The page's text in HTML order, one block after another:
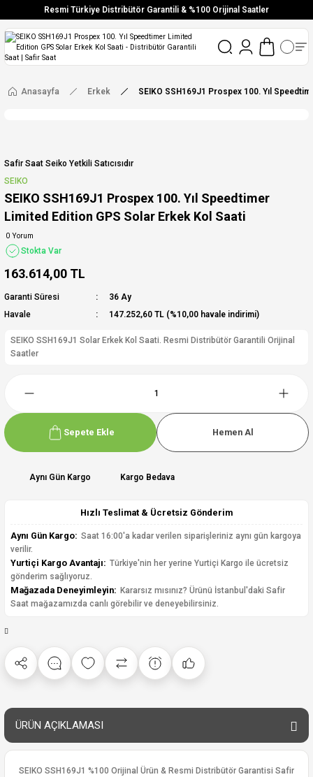
Resmi Türkiye Distribütör Garantili & %100 Orijinal Saatler
Vade Farksız 6 Taksit
Aynı Gün Stoktan Gönderim
Ücretsiz Kargo
Anasayfa Erkek SEIKO SSH169J1 Prospex 100. Yıl
Safir Saat Seiko Yetkili Satıcısıdır
SEIKO
SEIKO SSH169J1 Prospex 100. Yıl Speedtimer
Limited Edition GPS Solar Erkek Kol Saati
0 Yorum
Stokta Var
163.614,00 TL
Garanti Süresi
36 Ay
Havale
147.252,60 TL (%10,00 havale indirimi)
SEIKO SSH169J1 Solar Erkek Kol Saati. Resmi Distribütör Garantili Orijinal
Saatler
Sepete Ekle Hemen Al
Aynı Gün Kargo Kargo Bedava
Hızlı Teslimat & Ücretsiz Gönderim
Aynı Gün Kargo: Saat 16:00'a kadar verilen siparişleriniz aynı gün kargoya
verilir.
Yurtiçi Kargo Avantajı: Türkiye'nin her yerine Yurtiçi Kargo ile ücretsiz
gönderim sağlıyoruz.
Mağazada Deneyimleyin: Kararsız mısınız? Ürünü İstanbul'daki Safir
Saat mağazamızda canlı görebilir ve deneyebilirsiniz.
ÜRÜN AÇIKLAMASI
SEIKO SSH169J1 %100 Orijinal Ürün & Resmi Distribütör Garantisi Safir